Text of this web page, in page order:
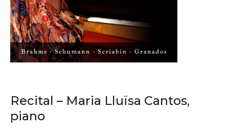
Recital – Maria Lluïsa Cantos,
piano